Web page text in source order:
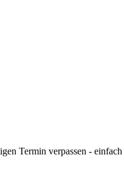
Termin verpassen - einfach